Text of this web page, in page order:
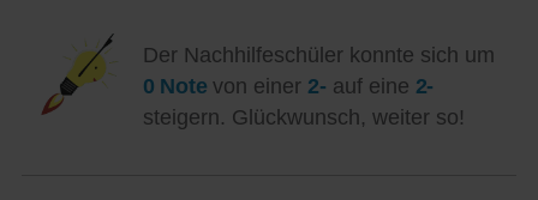
Der Nachhilfeschüler konnte sich um
0 Notevon einer 2- auf eine 2-
steigern. Glückwunsch, weiter so!